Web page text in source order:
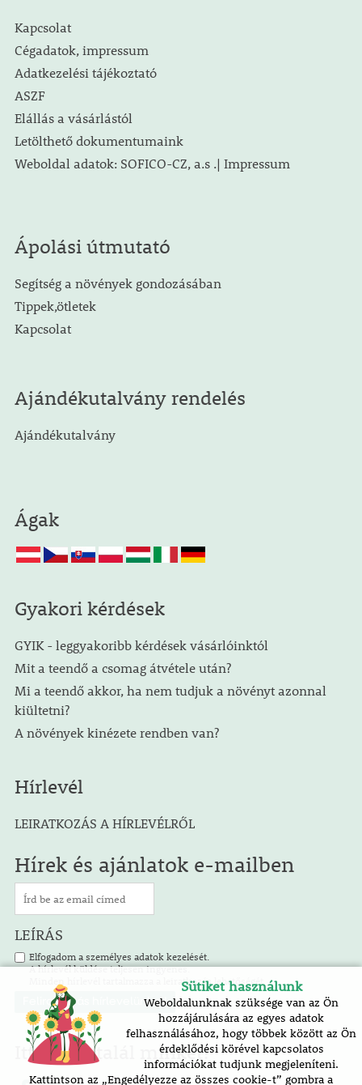
Kapcsolat
Cégadatok, impressum
Adatkezelési tájékoztató
ASZF
Elállás a vásárlástól
Letölthető dokumentumaink
Weboldal adatok: SOFICO-CZ, a.s .| Impressum
Ápolási útmutató
Segítség a növények gondozásában
Tippek,ötletek
Kapcsolat
Ajándékutalvány rendelés
Ajándékutalvány
Ágak
Gyakori kérdések
GYIK - leggyakoribb kérdések vásárlóinktól
Mit a teendő a csomag átvétele után?
Mi a teendő akkor, ha nem tudjuk a növényt azonnal
kiültetni?
A növények kinézete rendben van?
Hírlevél
LEIRATKOZÁS A HÍRLEVÉLRŐL
Hírek és ajánlatok e-mailben
LEÍRÁS
Elfogadom a személyes adatok kezelését.
A hírlevél küldése teljesen ingyenes.
Minden hírlevél tartalmazza a leiratkozás lehetőségét.
Itt is megtalál minket!
Sütiket használunk
Weboldalunknak szüksége van az Ön
hozzájárulására az egyes adatok
felhasználásához, hogy többek között az Ön
érdeklődési körével kapcsolatos
információkat tudjunk megjeleníteni.
Kattintson az „Engedélyezze az összes cookie-t” gombra a